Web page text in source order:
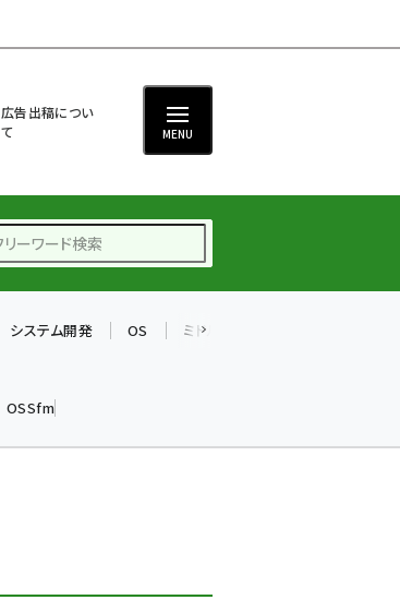
広告出稿につい
て
MENU
仲間と築いた勝利の絆～
drupal (1947)
システム開発 OS ミドルウェア
OSSfm